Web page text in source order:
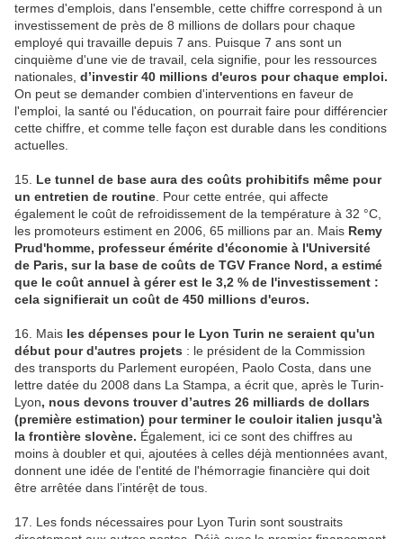
termes d'emplois, dans l'ensemble, cette chiffre correspond à un
investissement de près de 8 millions de dollars pour chaque
employé qui travaille depuis 7 ans. Puisque 7 ans sont un
cinquième d'une vie de travail, cela signifie, pour les ressources
nationales, d’investir 40 millions d'euros pour chaque emploi.
On peut se demander combien d'interventions en faveur de
l'emploi, la santé ou l'éducation, on pourrait faire pour différencier
cette chiffre, et comme telle façon est durable dans les conditions
actuelles.
15. Le tunnel de base aura des coûts prohibitifs même pour
un entretien de routine . Pour cette entrée, qui affecte
également le coût de refroidissement de la température à 32 °C,
les promoteurs estiment en 2006, 65 millions par an. Mais Remy
Prud'homme, professeur émérite d'économie à l'Université
de Paris, sur la base de coûts de TGV France Nord, a estimé
que le coût annuel à gérer est le 3,2 % de l'investissement :
cela signifierait un coût de 450 millions d'euros.
16. Mais les dépenses pour le Lyon Turin ne seraient qu'un
début pour d'autres projets : le président de la Commission
des transports du Parlement européen, Paolo Costa, dans une
lettre datée du 2008 dans La Stampa, a écrit que, après le Turin-
Lyon, nous devons trouver d’autres 26 milliards de dollars
(première estimation) pour terminer le couloir italien jusqu'à
la frontière slovène. Également, ici ce sont des chiffres au
moins à doubler et qui, ajoutées à celles déjà mentionnées avant,
donnent une idée de l'entité de l'hémorragie financière qui doit
être arrêtée dans l’intérệt de tous.
17. Les fonds nécessaires pour Lyon Turin sont soustraits